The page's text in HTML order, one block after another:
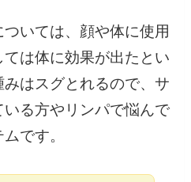
いては、顔や体に使用
は体に効果が出たとい
はスグとれるので、サ
る方やリンパで悩んで
です。